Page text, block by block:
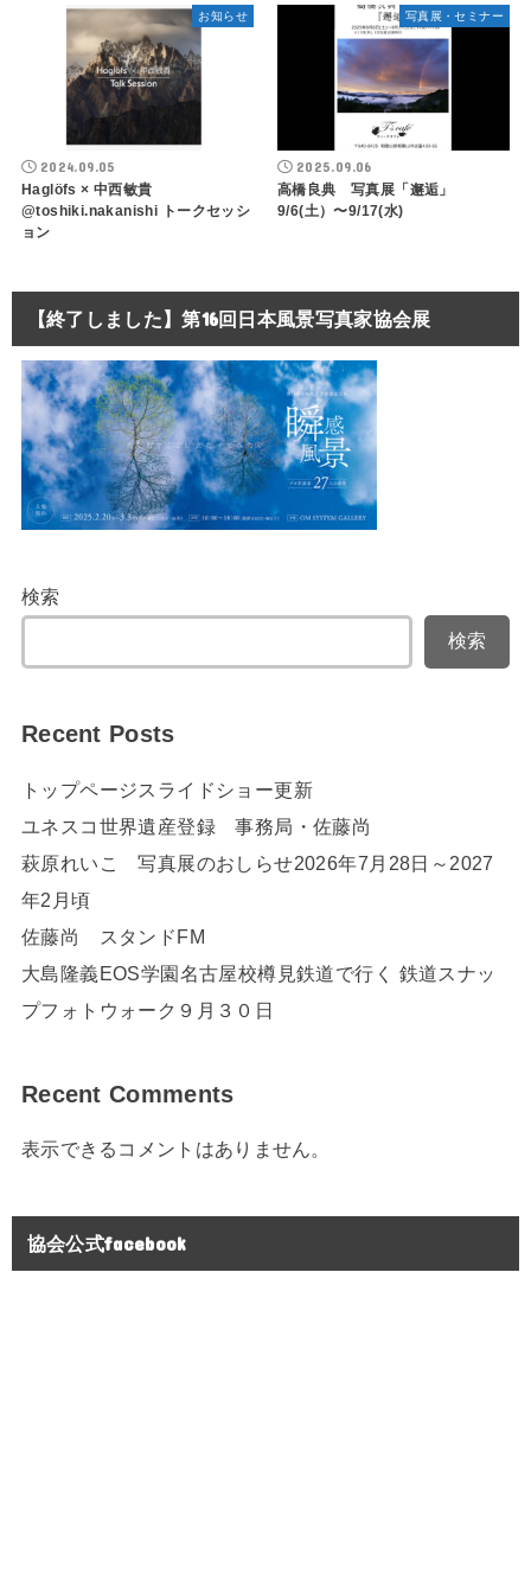
お知らせ
2024.09.05
Haglöfs × 中西敏貴
@toshiki.nakanishi トークセッシ
ョン
写真展・セミナー
2025.09.06
高橋良典 写真展「邂逅」
9/6(土）〜9/17(水)
【終了しました】第16回日本風景写真家協会展
検索
検索
Recent Posts
トップページスライドショー更新
ユネスコ世界遺産登録 事務局・佐藤尚
萩原れいこ 写真展のおしらせ2026年7月28日～2027
年2月頃
佐藤尚 スタンドFM
大島隆義EOS学園名古屋校樽見鉄道で行く 鉄道スナッ
プフォトウォーク９月３０日
Recent Comments
表示できるコメントはありません。
協会公式facebook